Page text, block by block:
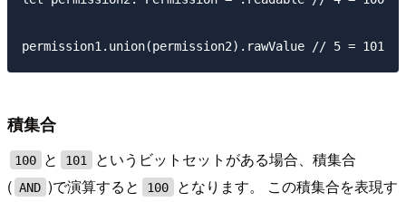
積集合
100 と 101
というビットセットがある場合、積集合
( AND )で演算すると 100
となります。 この積集合を表現す